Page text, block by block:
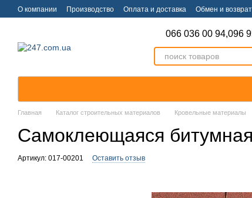
Перейти к основному контенту
О компании Производство Оплата и доставка Обмен и возврат
066 036 00 94,096
Главная Каталог строительных материалов Кровельные материалы
Самоклеющаяся
Артикул: 017-00201 Оставить отзыв